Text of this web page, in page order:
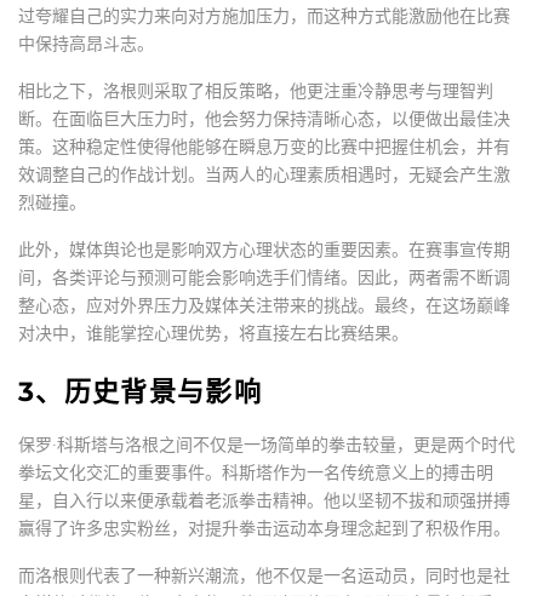
过夸耀自己的实力来向对方施加压力，而这种方式能激励他在比赛
中保持高昂斗志。
相比之下，洛根则采取了相反策略，他更注重冷静思考与理智判
断。在面临巨大压力时，他会努力保持清晰心态，以便做出最佳决
策。这种稳定性使得他能够在瞬息万变的比赛中把握住机会，并有
效调整自己的作战计划。当两人的心理素质相遇时，无疑会产生激
烈碰撞。
此外，媒体舆论也是影响双方心理状态的重要因素。在赛事宣传期
间，各类评论与预测可能会影响选手们情绪。因此，两者需不断调
整心态，应对外界压力及媒体关注带来的挑战。最终，在这场巅峰
对决中，谁能掌控心理优势，将直接左右比赛结果。
3、历史背景与影响
保罗·科斯塔与洛根之间不仅是一场简单的拳击较量，更是两个时代
拳坛文化交汇的重要事件。科斯塔作为一名传统意义上的搏击明
星，自入行以来便承载着老派拳击精神。他以坚韧不拔和顽强拼搏
赢得了许多忠实粉丝，对提升拳击运动本身理念起到了积极作用。
而洛根则代表了一种新兴潮流，他不仅是一名运动员，同时也是社